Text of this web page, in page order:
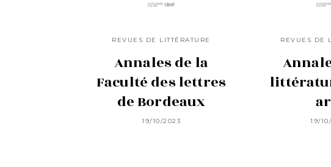
REVUES DE LITTÉRATURE
Annales de la
Faculté des lettres
de Bordeaux
19/10/2023
REVUES DE
19/